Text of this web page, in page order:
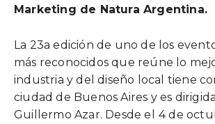
Marketing de Natura Argentina.
La 23a edición de uno de los
más reconocidos que reúne lo
industria y del diseño local tiene
ciudad de Buenos Aires y es
Guillermo Azar. Desde el
4 de